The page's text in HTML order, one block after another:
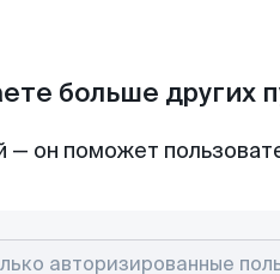
больше других
— он поможет